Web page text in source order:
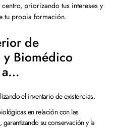
priorizando tus intereses y
tu propia formación.
de
Biomédico
a…
el inventario de existencias.
en relación con las
su conservación y la